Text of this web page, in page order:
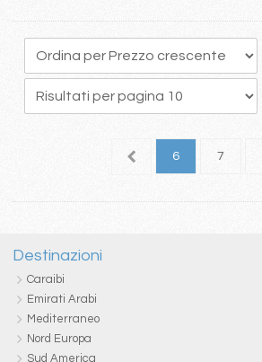
5 6 7
Destinazioni
Caraibi
Emirati Arabi
Mediterraneo
Nord Europa
Sud America